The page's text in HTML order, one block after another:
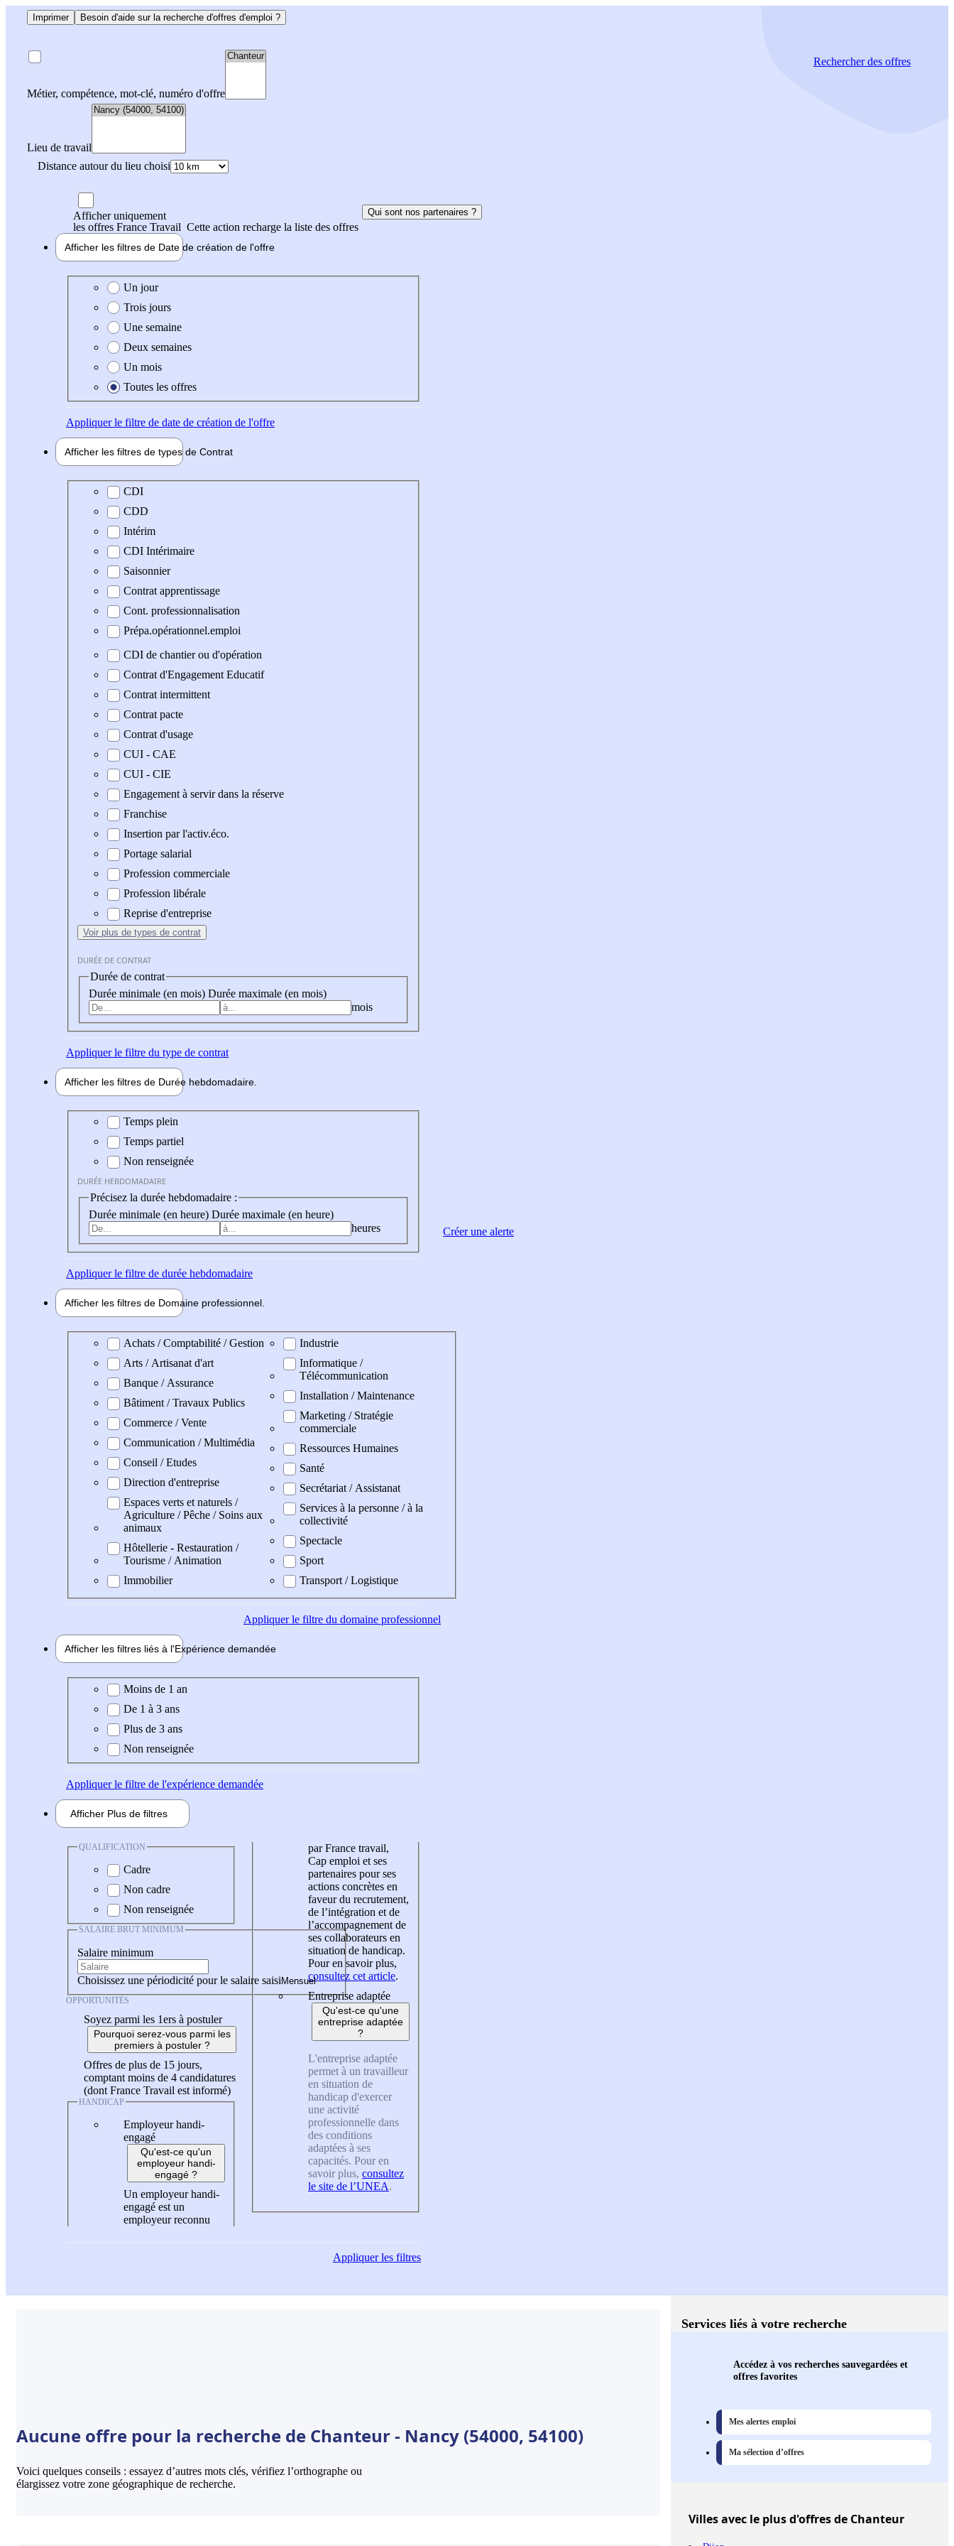
Imprimer Besoin d'aide sur la recherche d'offres d'emploi ?
Métier, compétence, mot-clé, numéro d'offre
Lieu de travail
Distance autour du lieu choisi
Rechercherdes offres
Afficher uniquement
les offres France Travail Cette action recharge la liste des offres
Qui sont nos partenaires ?
Afficher les filtres de Date de création de l'offre
Date de création de l'offre
Un jour
Trois jours
Une semaine
Deux semaines
Un mois
Toutes les offres
Appliquerle filtre de date de création de l'offre
Afficher les filtres de types de Contrat
Type de contrat
CDI
CDD
Intérim
CDI Intérimaire
Saisonnier
Contrat apprentissage
Cont. professionnalisation
Prépa.opérationnel.emploi
CDI de chantier ou d'opération
Contrat d'Engagement Educatif
Contrat intermittent
Contrat pacte
Contrat d'usage
CUI - CAE
CUI - CIE
Engagement à servir dans la réserve
Franchise
Insertion par l'activ.éco.
Portage salarial
Profession commerciale
Profession libérale
Reprise d'entreprise
Voir plus de types de contrat
DURÉE DE CONTRAT
Durée de contrat
Durée minimale (en mois) Durée maximale (en mois)
mois
Appliquerle filtre du type de contrat
Afficher les filtres de Durée hebdomadaire
Durée hebdomadaire
Temps plein
Temps partiel
Non renseignée
DURÉE HEBDOMADAIRE
Précisez la durée hebdomadaire :
Durée minimale (en heure) Durée maximale (en heure)
heures
Appliquerle filtre de durée hebdomadaire
Afficher les filtres de Domaine professionnel
Domaine professionel
Achats / Comptabilité / Gestion
Arts / Artisanat d'art
Banque / Assurance
Bâtiment / Travaux Publics
Commerce / Vente
Communication / Multimédia
Conseil / Etudes
Direction d'entreprise
Espaces verts et naturels /
Agriculture / Pêche / Soins aux
animaux
Hôtellerie - Restauration /
Tourisme / Animation
Immobilier
Industrie
Informatique /
Télécommunication
Installation / Maintenance
Marketing / Stratégie
commerciale
Ressources Humaines
Santé
Secrétariat / Assistanat
Services à la personne / à la
collectivité
Spectacle
Sport
Transport / Logistique
Appliquerle filtre du domaine professionnel
Afficher les filtres liés à l'Expérience demandée
Expérience demandée
Moins de 1 an
De 1 à 3 ans
Plus de 3 ans
Non renseignée
Appliquerle filtre de l'expérience demandée
Afficher Plus de filtres
QUALIFICATION
Cadre
Non cadre
Non renseignée
SALAIRE BRUT MINIMUM
Salaire minimum
Choisissez une périodicité pour le salaire saisi
OPPORTUNITÉS
Soyez parmi les 1ers à postuler
Pourquoi serez-vous parmi les
premiers à postuler ?
Offres de plus de 15 jours,
comptant moins de 4 candidatures
(dont France Travail est informé)
HANDICAP
Employeur handi-
engagé
Qu'est-ce qu'un
employeur handi-
engagé ?
Un employeur handi-
engagé est un
employeur reconnu
par France travail,
Cap emploi et ses
partenaires pour ses
actions concrètes en
faveur du recrutement,
de l’intégration et de
l’accompagnement de
ses collaborateurs en
situation de handicap.
Pour en savoir plus,
consultez cet article.
Entreprise adaptée
Qu'est-ce qu'une
entreprise adaptée
?
L'entreprise adaptée
permet à un travailleur
en situation de
handicap d'exercer
une activité
professionnelle dans
des conditions
adaptées à ses
capacités. Pour en
savoir plus, consultez
le site de l’UNEA.
Appliquerles filtres
Créer une alerte
Aucune offre pour la recherche de Chanteur - Nancy (54000, 54100)
Voici quelques conseils : essayez d’autres mots clés, vérifiez l’orthographe ou
élargissez votre zone géographique de recherche.
Services liés à votre recherche
Accédez à vos recherches sauvegardées et
offres favorites
Mes alertes emploi
Ma sélection d’offres
Villesavec le plus d'offres de Chanteur